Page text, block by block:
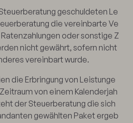
geschuldeten Le
die vereinbarte Ve
oder sonstige Z
nicht gewährt, sofern nicht
vereinbart wurde.
die Erbringung von Leistunge
von einem Kalenderjah
der Steuerberatung die sich
gewählten Paket ergeb